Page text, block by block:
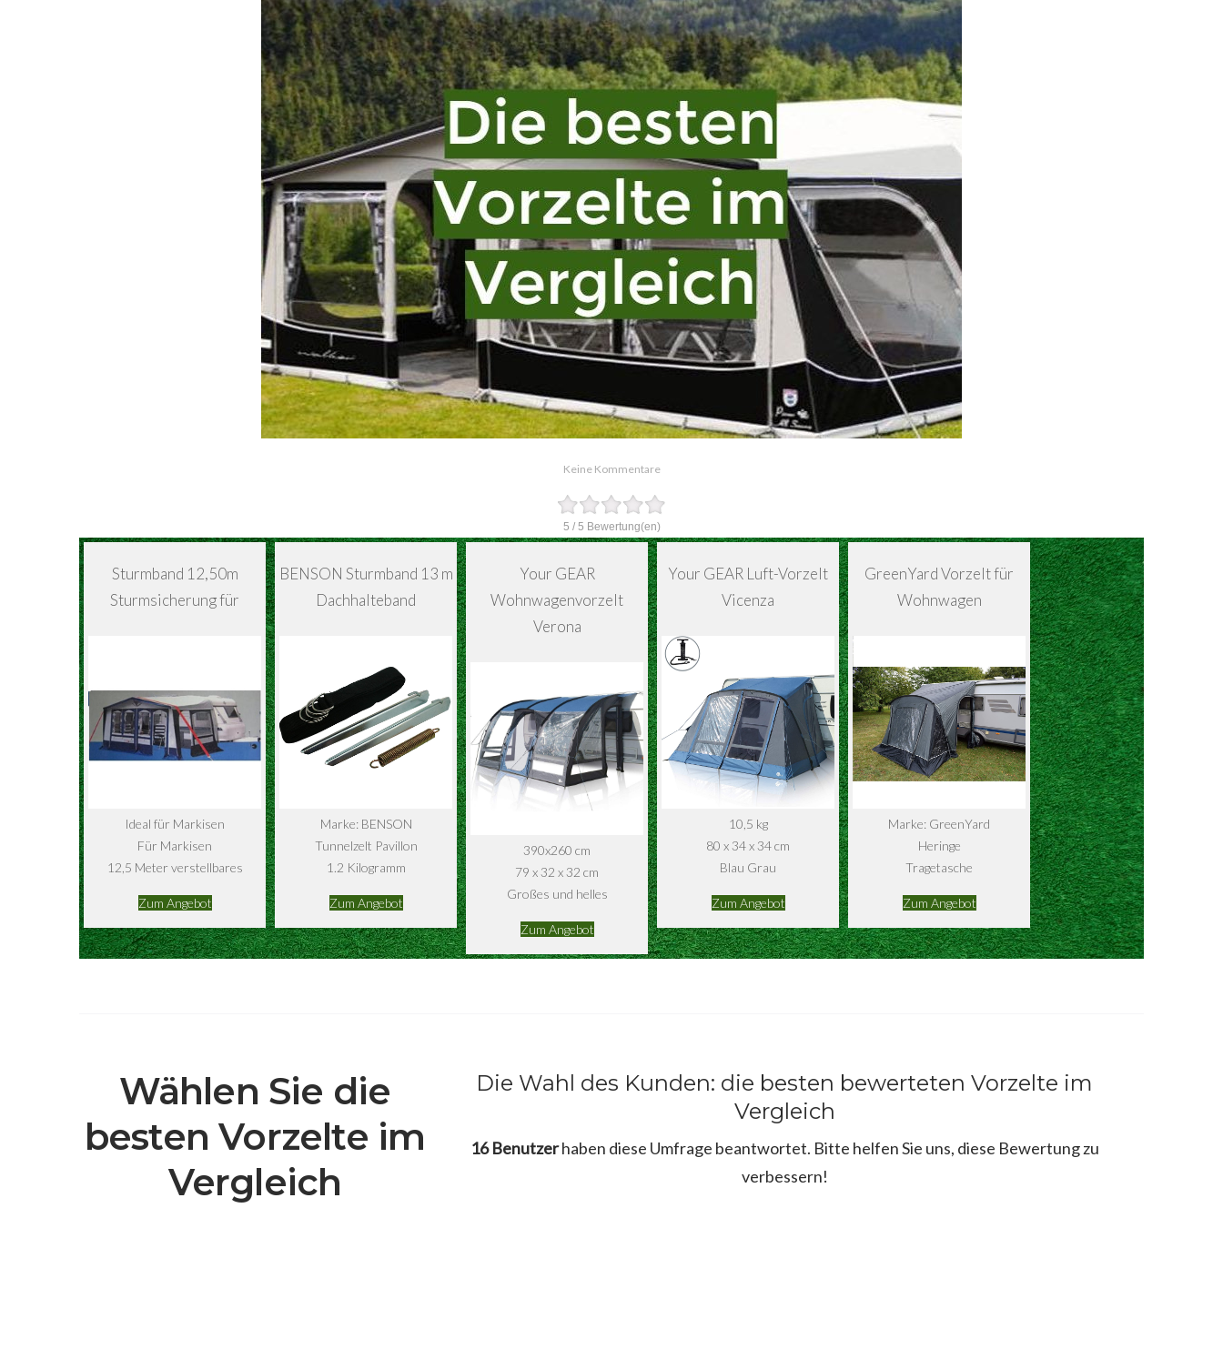
Keine Kommentare
5 / 5 Bewertung(en)
Sturmband 12,50m
Sturmsicherung für
Ideal für Markisen
Für Markisen
12,5 Meter verstellbares
Zum Angebot
BENSON Sturmband 13 m
Dachhalteband
Marke: BENSON
Tunnelzelt Pavillon
1.2 Kilogramm
Zum Angebot
Your GEAR
Wohnwagenvorzelt
Verona
390x260 cm
79 x 32 x 32 cm
Großes und helles
Zum Angebot
Your GEAR Luft-Vorzelt
Vicenza
10,5 kg
80 x 34 x 34 cm
Blau Grau
Zum Angebot
GreenYard Vorzelt für
Wohnwagen
Marke: GreenYard
Heringe
Tragetasche
Zum Angebot
Wählen Sie die
besten Vorzelte im
Vergleich
Die Wahl des Kunden: die besten bewerteten Vorzelte im
Vergleich
16 Benutzerhaben diese Umfrage beantwortet. Bitte helfen Sie uns, diese Bewertung zu
verbessern!